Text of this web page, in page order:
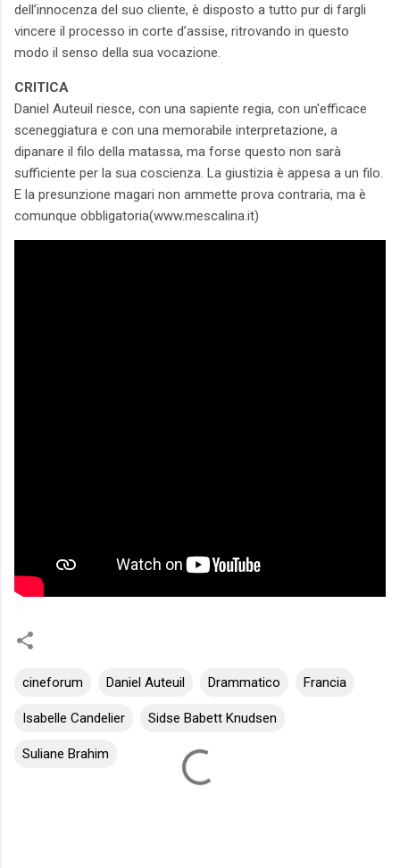
dell’innocenza del suo cliente, è disposto a tutto pur di fargli
vincere il processo in corte d’assise, ritrovando in questo
modo il senso della sua vocazione.
CRITICA
Daniel Auteuil riesce, con una sapiente regia, con un'efficace
sceneggiatura e con una memorabile interpretazione, a
dipanare il filo della matassa, ma forse questo non sarà
sufficiente per la sua coscienza. La giustizia è appesa a un filo.
E la presunzione magari non ammette prova contraria, ma è
comunque obbligatoria(www.mescalina.it)
cineforum Daniel Auteuil Drammatico Francia
Isabelle Candelier Sidse Babett Knudsen
Suliane Brahim